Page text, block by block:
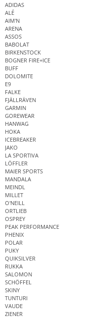
ADIDAS
ALÉ
AIM'N
ARENA
ASSOS
BABOLAT
BIRKENSTOCK
BOGNER FIRE+ICE
BUFF
DOLOMITE
E9
FALKE
FJÄLLRÄVEN
GARMIN
GOREWEAR
HANWAG
HOKA
ICEBREAKER
JAKO
LA SPORTIVA
LÖFFLER
MAIER SPORTS
MANDALA
MEINDL
MILLET
O'NEILL
ORTLIEB
OSPREY
PEAK PERFORMANCE
PHENIX
POLAR
PUKY
QUIKSILVER
RUKKA
SALOMON
SCHÖFFEL
SKINY
TUNTURI
VAUDE
ZIENER